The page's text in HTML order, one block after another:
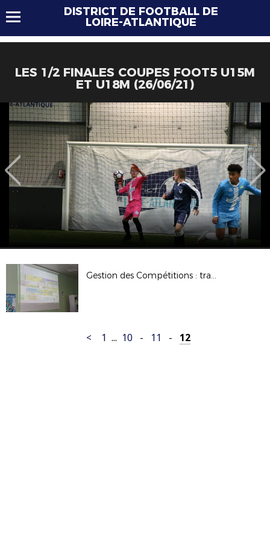
DISTRICT DE FOOTBALL DE
LOIRE-ATLANTIQUE
LES 1/2 FINALES COUPES FOOT5 U15M
ET U18M (26/06/21)
Gestion des Compétitions : travaux de la commission
< 1 ... 10 - 11 - 12